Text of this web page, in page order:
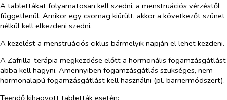
A tablettákat folyamatosan kell szedni, a menstruációs vérzéstől
függetlenül. Amikor egy csomag kiürült, akkor a következőt szünet
nélkül kell elkezdeni szedni.
A kezelést a menstruációs ciklus bármelyik napján el lehet kezdeni.
A Zafrilla-terápia megkezdése előtt a hormonális fogamzásgátlást
abba kell hagyni. Amennyiben fogamzásgátlás szükséges, nem
hormonalapú fogamzásgátlást kell használni (pl. barriermódszert).
Teendő kihagyott tabletták esetén: